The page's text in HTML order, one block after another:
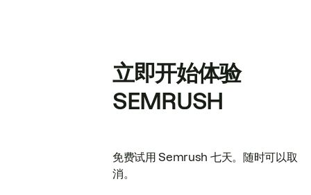
立即开始体验
SEMRUSH
免费试用 Semrush 七天。随时可以取
消。